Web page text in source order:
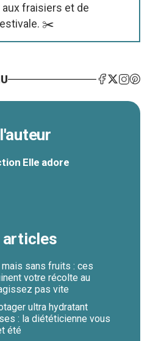
fraisiers et de
✂️
Elle adore
articles
sans fruits : ces
votre récolte au
pas vite
ultra hydratant
: la diététicienne vous
été